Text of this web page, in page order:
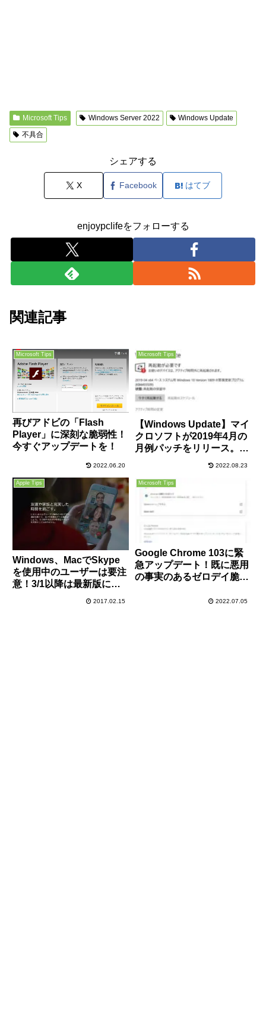
Microsoft Tips Windows Server 2022
Windows Update
不具合
シェアする
X Facebook はてブ
enjoypclifeをフォローする
関連記事
Microsoft Tips
再びアドビの「Flash
Player」に深刻な脆弱性！
今すぐアップデートを！
2022.06.20
Microsoft Tips
【Windows Update】マイ
クロソフトが2019年4月の
月例パッチをリリース。一
2022.08.23
Apple Tips
Windows、MacでSkype
を使用中のユーザーは要注
意！3/1以降は最新版にア
2017.02.15
Microsoft Tips
Google Chrome 103に緊
急アップデート！既に悪用
の事実のあるゼロデイ脆弱
急にアップデートの適用
2022.07.05